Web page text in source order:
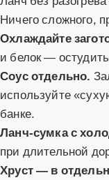
Ничего сложного,
Охлаждайте
и белок —
Соус отдельно.
используйте
банке.
Ланч-сумка с
при длительной
Хруст — в